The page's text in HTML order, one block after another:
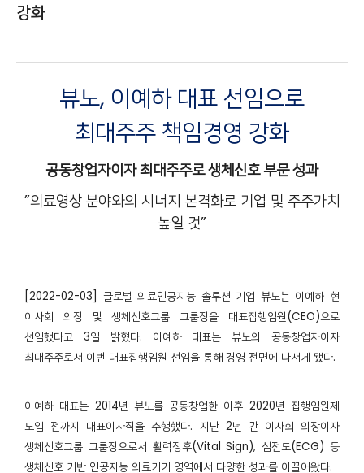
강화
뷰노, 이예하 대표 선임으로
최대주주 책임경영 강화
공동창업자이자 최대주주로 생체신호 부문 성과
”의료영상분야와의 시너지 본격화로 기업 및 주주가치
높일 것”
[2022-02-03] 글로벌 의료인공지능 솔루션 기업 뷰노는 이예하 현
이사회 의장 및 생체신호그룹 그룹장을 대표집행임원(CEO)으로
선임했다고 3일 밝혔다. 이예하 대표는 뷰노의 공동창업자이자
최대주주로서 이번 대표집행임원 선임을 통해 경영 전면에 나서게 됐다.
이예하 대표는 2014년 뷰노를 공동창업한 이후 2020년 집행임원제
도입 전까지 대표이사직을 수행했다. 지난 2년 간 이사회 의장이자
생체신호그룹 그룹장으로서 활력징후(Vital Sign), 심전도(ECG) 등
생체신호 기반 인공지능 의료기기 영역에서 다양한 성과를 이끌어왔다.